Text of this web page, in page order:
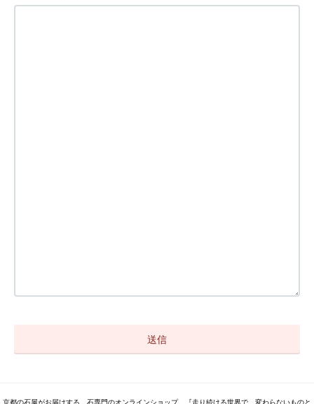
京都の石屋がお届けする、石専門のオンラインショップ。『走り続ける世界で、変わらないものと